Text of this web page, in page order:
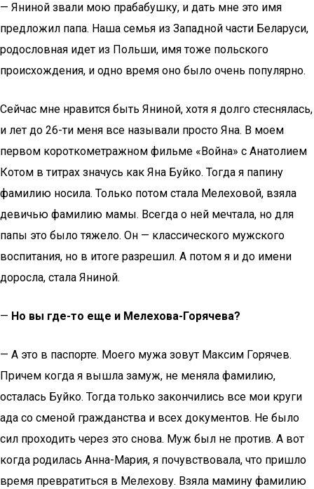
— Яниной звали мою прабабушку, и дать мне это имя
предложил папа. Наша семья из Западной части Беларуси,
родословная идет из Польши, имя тоже польского
происхождения, и одно время оно было очень популярно.
Сейчас мне нравится быть Яниной, хотя я долго стеснялась,
и лет до 26-ти меня все называли просто Яна. В моем
первом короткометражном фильме «Война» с Анатолием
Котом в титрах значусь как Яна Буйко. Тогда я папину
фамилию носила. Только потом стала Мелеховой, взяла
девичью фамилию мамы. Всегда о ней мечтала, но для
папы это было тяжело. Он — классического мужского
воспитания, но в итоге разрешил. А потом я и до имени
доросла, стала Яниной.
— Но вы где-то еще и Мелехова-Горячева?
— А это в паспорте. Моего мужа зовут Максим Горячев.
Причем когда я вышла замуж, не меняла фамилию,
осталась Буйко. Тогда только закончились все мои круги
ада со сменой гражданства и всех документов. Не было
сил проходить через это снова. Муж был не против. А вот
когда родилась Анна-Мария, я почувствовала, что пришло
время превратиться в Мелехову. Взяла мамину фамилию